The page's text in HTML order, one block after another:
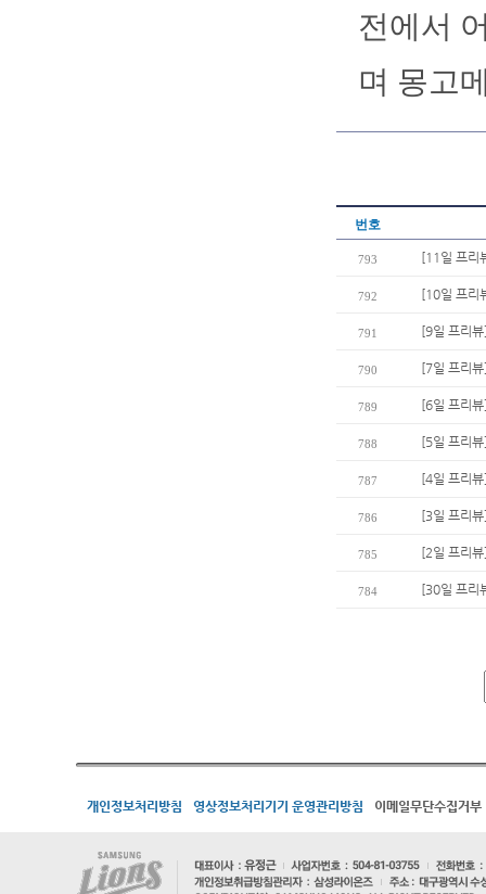
전에서
며 몽고
번호
793 [11일 프리
792 [10일 프리
791 [9일 프리
790 [7일 프리
789 [6일 프리
788 [5일 프리
787 [4일 프리
786 [3일 프리
785 [2일 프리
784 [30일 프리
개인정보처리방침 영상정보처리기기 운영관리방침 이메일무단수집거부